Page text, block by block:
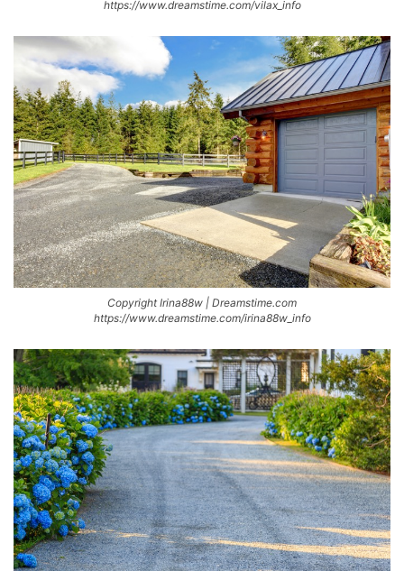
https://www.dreamstime.com/vilax_info
Copyright Irina88w | Dreamstime.com
https://www.dreamstime.com/irina88w_info